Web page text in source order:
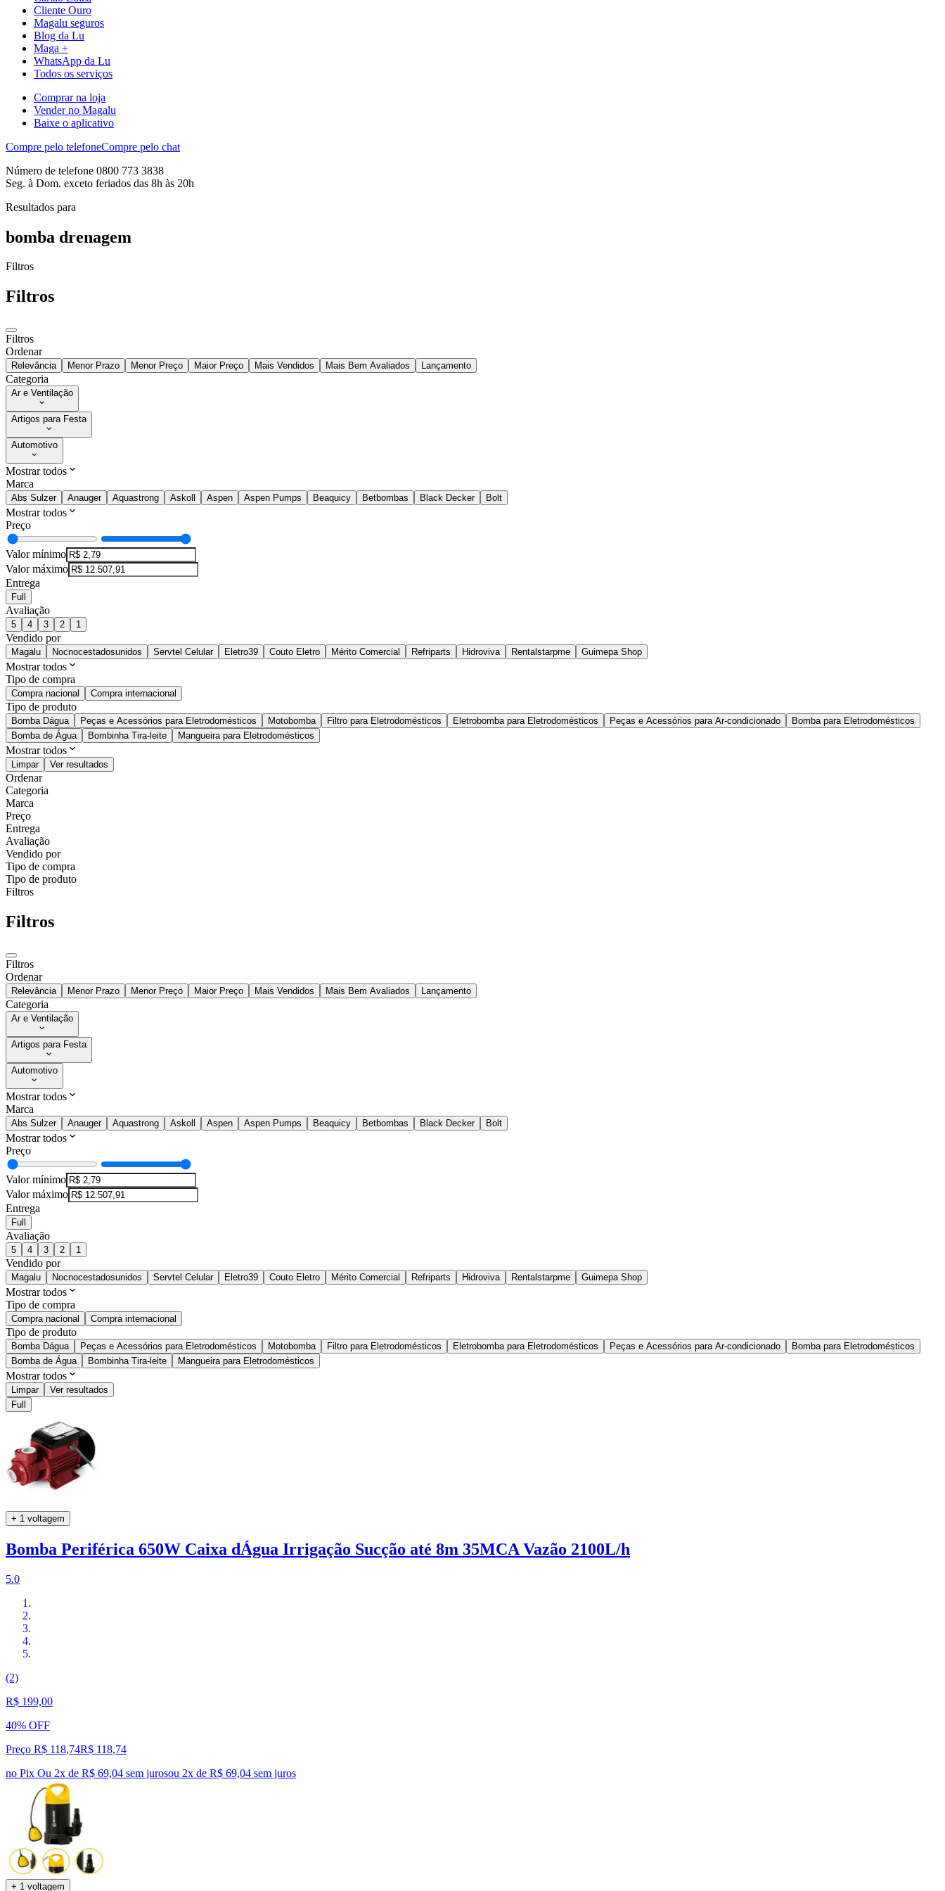
Cliente Ouro
Magalu seguros
Blog da Lu
Maga +
WhatsApp da Lu
Todos os serviços
Comprar na loja
Vender no Magalu
Baixe o aplicativo
Compre pelo telefoneCompre pelo chat
Número de telefone 0800 773 3838
Seg. à Dom. exceto feriados das 8h às 20h
Resultados para
bomba drenagem
Filtros
Filtros
Filtros
Ordenar
Relevância Menor Prazo Menor Preço Maior Preço Mais Vendidos Mais Bem Avaliados Lançamento
Categoria
Ar e Ventilação
Artigos para Festa
Automotivo
Mostrar todos
Marca
Abs Sulzer Anauger Aquastrong Askoll Aspen Aspen Pumps Beaquicy Betbombas Black Decker Bolt
Mostrar todos
Preço
Valor mínimo
Valor máximo
Entrega
Full
Avaliação
5 4 3 2 1
Vendido por
Magalu Nocnocestadosunidos Servtel Celular Eletro39 Couto Eletro Mérito Comercial Refriparts Hidroviva Rentalstarpme Guimepa Shop
Mostrar todos
Tipo de compra
Compra nacional Compra internacional
Tipo de produto
Bomba Dágua Peças e Acessórios para Eletrodomésticos Motobomba Filtro para Eletrodomésticos Eletrobomba para Eletrodomésticos Peças e Acessórios para Ar-condicionado
Bomba para Eletrodomésticos
Bomba de Água
Bombinha Tira-leite Mangueira para Eletrodomésticos
Mostrar todos
Limpar Ver resultados
Ordenar
Categoria
Marca
Preço
Entrega
Avaliação
Vendido por
Tipo de compra
Tipo de produto
Filtros
Filtros
Filtros
Ordenar
Relevância Menor Prazo Menor Preço Maior Preço Mais Vendidos Mais Bem Avaliados Lançamento
Categoria
Ar e Ventilação
Artigos para Festa
Automotivo
Mostrar todos
Marca
Abs Sulzer Anauger Aquastrong Askoll Aspen Aspen Pumps Beaquicy Betbombas Black Decker Bolt
Mostrar todos
Preço
Valor mínimo
Valor máximo
Entrega
Full
Avaliação
5 4 3 2 1
Vendido por
Magalu Nocnocestadosunidos Servtel Celular Eletro39 Couto Eletro Mérito Comercial Refriparts Hidroviva Rentalstarpme Guimepa Shop
Mostrar todos
Tipo de compra
Compra nacional Compra internacional
Tipo de produto
Bomba Dágua Peças e Acessórios para Eletrodomésticos Motobomba Filtro para Eletrodomésticos Eletrobomba para Eletrodomésticos Peças e Acessórios para Ar-condicionado
Bomba para Eletrodomésticos
Bomba de Água
Bombinha Tira-leite Mangueira para Eletrodomésticos
Mostrar todos
Limpar
Ver resultados
Full
+ 1 voltagem
Bomba Periférica 650W Caixa dÁgua Irrigação Sucção até 8m 35MCA Vazão 2100L/h
5.0
(2)
R$ 199,00
40% OFF
Preço R$ 118,74R$ 118,74
no Pix Ou 2x de R$ 69,04 sem jurosou 2x de R$ 69,04 sem juros
+ 1 voltagem